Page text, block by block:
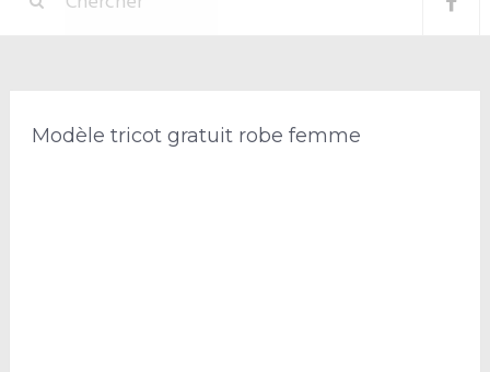
Modèle tricot gratuit robe femme